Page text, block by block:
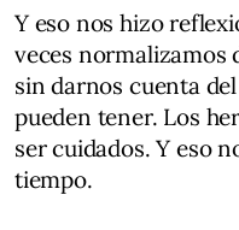
Y eso nos hizo
veces normalizamos
sin darnos cuenta
pueden tener. Los
ser cuidados. Y eso
tiempo.